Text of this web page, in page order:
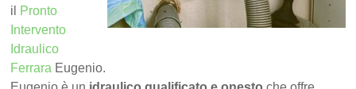
il Pronto
Intervento
Idraulico
Ferrara Eugenio.